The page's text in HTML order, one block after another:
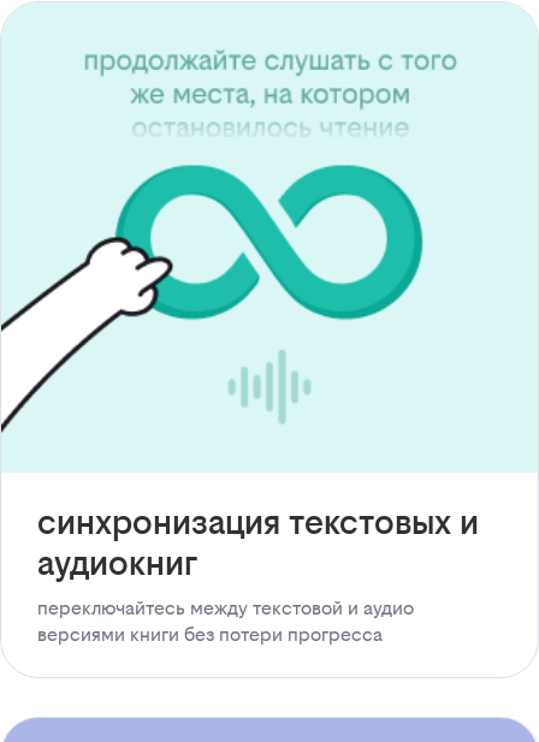
синхронизация текстовых и
аудиокниг
переключайтесь между текстовой и аудио
версиями книги без потери прогресса